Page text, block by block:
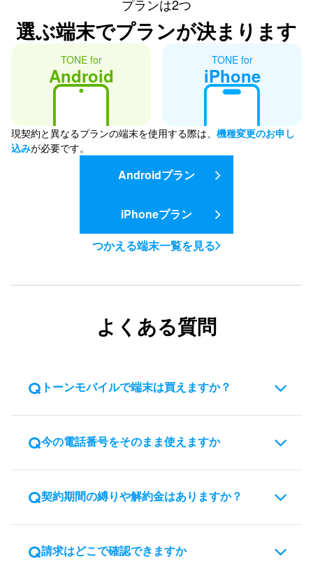
プランは2つ
選ぶ端末でプランが決まります
TONE for
Android
TONE for
iPhone
現契約と異なるプランの端末を使用する際は、 機種変更のお申し
込みが必要です。
Androidプラン
iPhoneプラン
つかえる端末一覧を見る
よくある質問
トーンモバイルで端末は買えますか？
トーンモバイルでは端末の販売は行っていません。ス
ださい。
今の電話番号をそのまま使えますか
はい、MNP（携帯電話番号ポータビリティ）を利用す
ルへ乗り換えることができます。乗り換え元事業者の
ある必要がありますのでご注意ください。
契約期間の縛りや解約金はありますか？
契約期間の縛りや解約金はありません。
請求はどこで確認できますか